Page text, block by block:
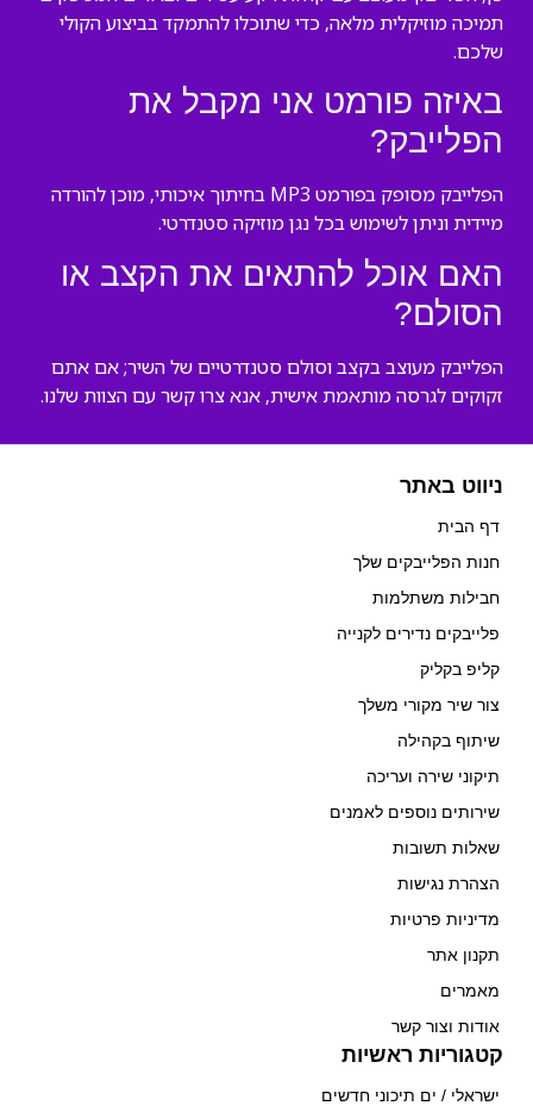
תמיכה מוזיקלית מלאה, כדי שתוכלו להתמקד בביצוע הקולי
שלכם.
באיזה פורמט אני מקבל את
הפלייבק?
הפלייבק מסופק בפורמט MP3 בחיתוך איכותי, מוכן להורדה
מיידית וניתן לשימוש בכל נגן מוזיקה סטנדרטי.
האם אוכל להתאים את הקצב או
הסולם?
הפלייבק מעוצב בקצב וסולם סטנדרטיים של השיר; אם אתם
זקוקים לגרסה מותאמת אישית, אנא צרו קשר עם הצוות שלנו.
ניווט באתר
דף הבית
חנות הפלייבקים שלך
חבילות משתלמות
פלייבקים נדירים לקנייה
קליפ בקליק
צור שיר מקורי משלך
שיתוף בקהילה
תיקוני שירה ועריכה
שירותים נוספים לאמנים
שאלות תשובות
הצהרת נגישות
מדיניות פרטיות
תקנון אתר
מאמרים
אודות וצור קשר
קטגוריות ראשיות
ישראלי / ים תיכוני חדשים